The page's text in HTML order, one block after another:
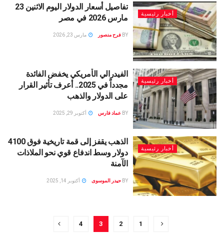
أخبار رئيسية
تفاصيل أسعار الدولار اليوم الاثنين 23
مارس 2026 في مصر
BY فرح منصور مارس 23, 2026
أخبار رئيسية
الفيدرالي الأمريكي يخفض الفائدة
مجدداً في 2025.. أعرف تأثير القرار
على الدولار والذهب
BY عماد فارس أكتوبر 29, 2025
أخبار رئيسية
الذهب يقفز إلى قمة تاريخية فوق 4100
دولار وسط اندفاع قوي نحو الملاذات
الآمنة
BY حيدر الموسوى أكتوبر 14, 2025
1
2
3
4